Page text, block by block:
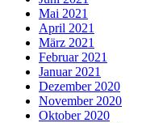
Mai 2021
April 2021
März 2021
Februar 2021
Januar 2021
Dezember 2020
November 2020
Oktober 2020